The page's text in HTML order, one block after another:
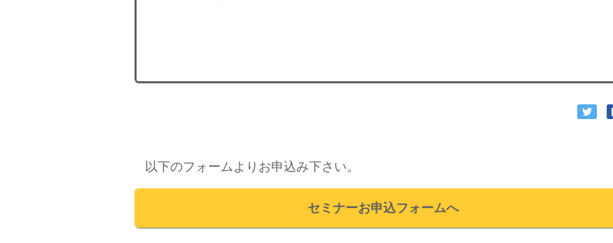
以下のフォームよりお申込み下さい。
セミナーお申込フォームへ